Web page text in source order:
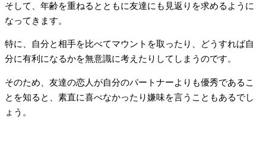
そして、年齢を重ねるとともに友達にも見返りを求めるように
なってきます。
特に、自分と相手を比べてマウントを取ったり、どうすれば自
分に有利になるかを無意識に考えたりしてしまうのです。
そのため、友達の恋人が自分のパートナーよりも優秀であるこ
とを知ると、素直に喜べなかったり嫌味を言うこともあるでし
ょう。